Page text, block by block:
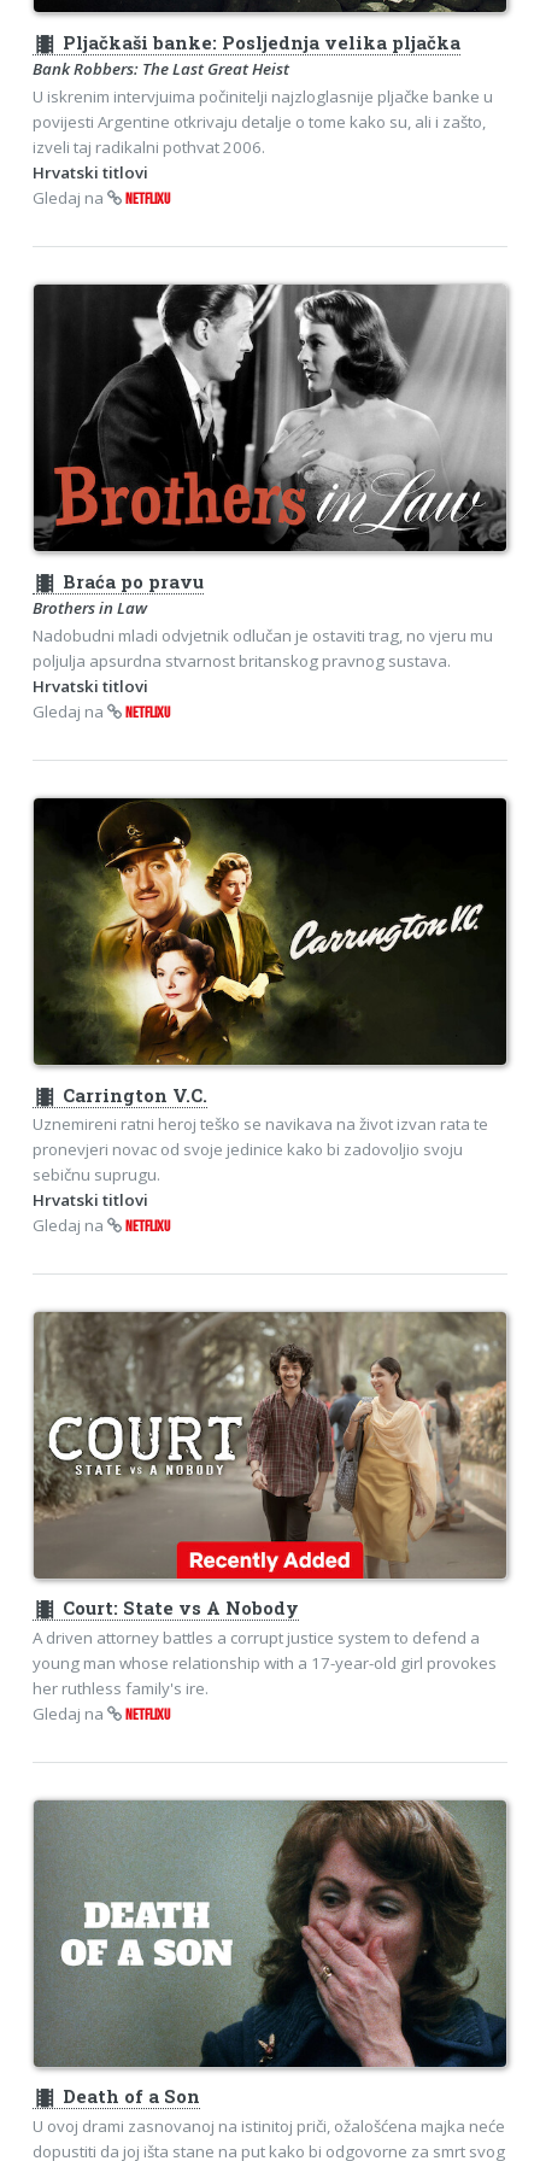
theaters Pljačkaši banke: Posljednja velika pljačka
Bank Robbers: The Last Great Heist
U iskrenim intervjuima počinitelji najzloglasnije pljačke banke u
povijesti Argentine otkrivaju detalje o tome kako su, ali i zašto,
izveli taj radikalni pothvat 2006.
Hrvatski titlovi
Gledaj na
NETFLIXU
theaters Braća po pravu
Brothers in Law
Nadobudni mladi odvjetnik odlučan je ostaviti trag, no vjeru mu
poljulja apsurdna stvarnost britanskog pravnog sustava.
Hrvatski titlovi
Gledaj na
NETFLIXU
theaters Carrington V.C.
Uznemireni ratni heroj teško se navikava na život izvan rata te
pronevjeri novac od svoje jedinice kako bi zadovoljio svoju
sebičnu suprugu.
Hrvatski titlovi
Gledaj na
NETFLIXU
theaters Court: State vs A Nobody
A driven attorney battles a corrupt justice system to defend a
young man whose relationship with a 17-year-old girl provokes
her ruthless family's ire.
Gledaj na
NETFLIXU
theaters Death of a Son
U ovoj drami zasnovanoj na istinitoj priči, ožalošćena majka neće
dopustiti da joj išta stane na put kako bi odgovorne za smrt svog